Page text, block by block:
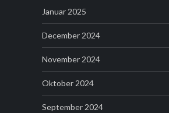
Januar 2025
December 2024
November 2024
Oktober 2024
September 2024